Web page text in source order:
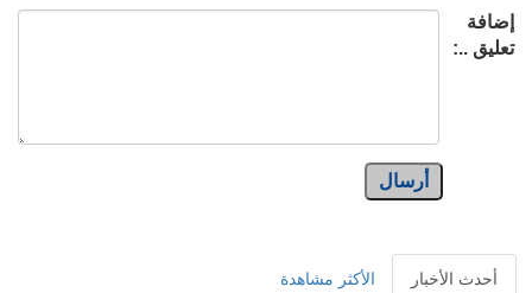
إضافة
تعليق ..:
أرسال
أحدث الأخبار الأكثر مشاهدة